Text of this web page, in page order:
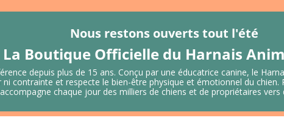
Nous restons ouverts tout l'été
La Boutique Officielle du Harnais
depuis plus de 15 ans. Conçu par une éducatrice canine, le
contrainte et respecte le bien-être physique et émotionnel du
chaque jour des milliers de chiens et de propriétaires